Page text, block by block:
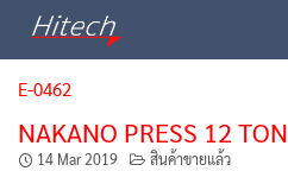
E-0462
NAKANO PRESS 12 TON
14 Mar 2019 สินค้าขายแล้ว